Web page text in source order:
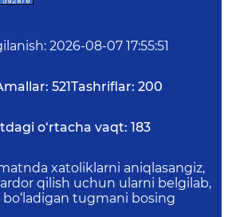
: 2026-08-07 17:55:51
521Tashriflar: 200
o‘rtacha vaqt: 183
xatoliklarni aniqlasangiz,
qilish uchun ularni belgilab,
bo‘ladigan tugmani bosing